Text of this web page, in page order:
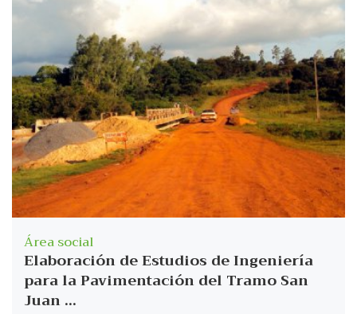
Área social
Elaboración de Estudios de Ingeniería
para la Pavimentación del Tramo San
Juan ...